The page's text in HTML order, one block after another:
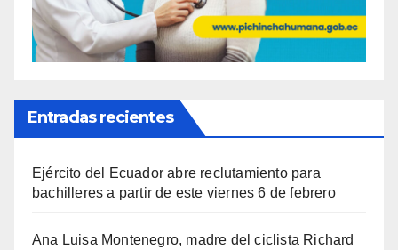
Entradas recientes
Ejército del Ecuador abre reclutamiento para
bachilleres a partir de este viernes 6 de febrero
Ana Luisa Montenegro, madre del ciclista Richard